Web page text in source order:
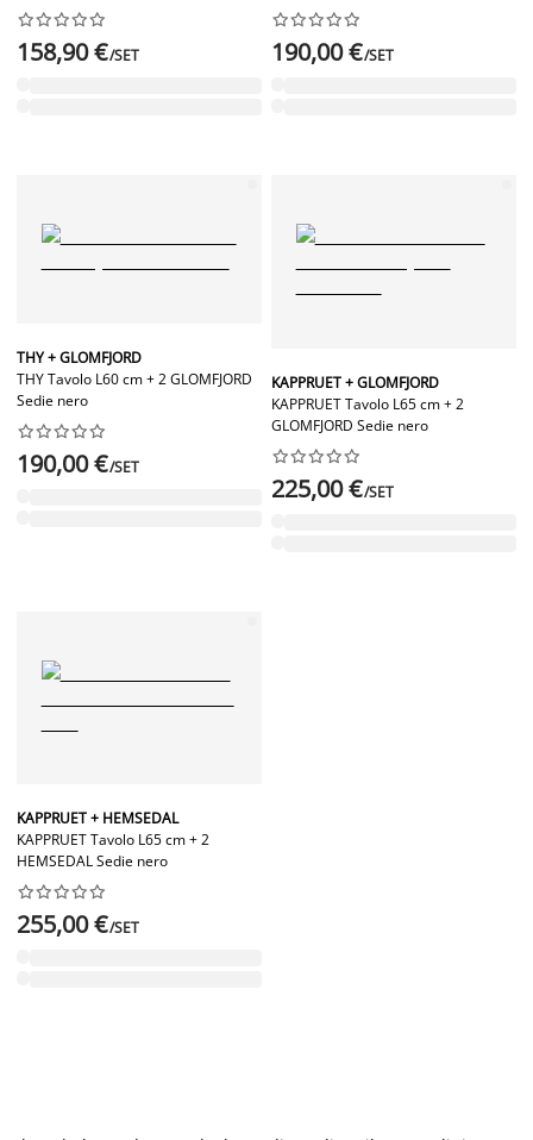






158,90 €/SET






190,00 €/SET
THY + GLOMFJORD
THY Tavolo L60 cm + 2 GLOMFJORD
Sedie nero






190,00 €/SET
KAPPRUET + GLOMFJORD
KAPPRUET Tavolo L65 cm + 2
GLOMFJORD Sedie nero






225,00 €/SET
KAPPRUET + HEMSEDAL
KAPPRUET Tavolo L65 cm + 2
HEMSEDAL Sedie nero






255,00 €/SET